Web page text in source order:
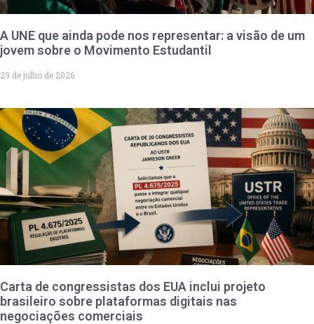
A UNE que ainda pode nos representar: a visão de um
jovem sobre o Movimento Estudantil
29 de julho de 2026
Carta de congressistas dos EUA inclui projeto
brasileiro sobre plataformas digitais nas
negociações comerciais